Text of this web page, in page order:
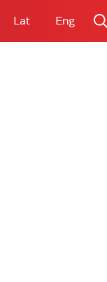
Lat Eng